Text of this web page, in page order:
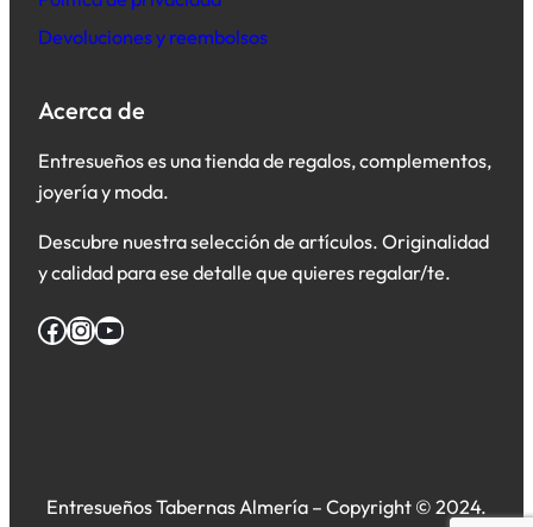
Devoluciones y reembolsos
Acerca de
Entresueños es una tienda de regalos, complementos,
joyería y moda.
Descubre nuestra selección de artículos. Originalidad
y calidad para ese detalle que quieres regalar/te.
Facebook InstagramYouTube
Entresueños Tabernas Almería – Copyright © 2024.